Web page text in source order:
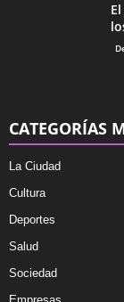
CATEGORÍAS
La Ciudad
Cultura
Deportes
Salud
Sociedad